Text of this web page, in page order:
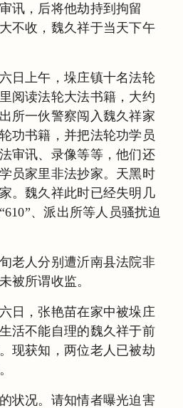
讯，后将他劫持到拘留
不收，魏久祥于当天下午
日上午，垛庄镇十名法轮
阅读法轮大法书籍，大约
所一伙警察闯入魏久祥家
功书籍，并把法轮功学员
审讯、录像等等，他们还
员家里非法抄家。天黑时
。魏久祥此时已经失明几
、派出所等人员骚扰迫
老人分别遭沂南县法院非
被所谓收监。
日，张艳苗在家中被垛庄
活不能自理的魏久祥于前
现获知，两位老人已被劫
状况。请知情者曝光迫害